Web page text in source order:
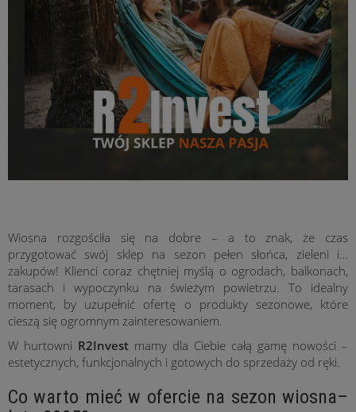
Wiosna rozgościła się na dobre – a to znak, że czas
przygotować swój sklep na sezon pełen słońca, zieleni i…
zakupów! Klienci coraz chętniej myślą o ogrodach, balkonach,
tarasach i wypoczynku na świeżym powietrzu. To idealny
moment, by uzupełnić ofertę o produkty sezonowe, które
cieszą się ogromnym zainteresowaniem.
W hurtowni R2Invest mamy dla Ciebie całą gamę nowości –
estetycznych, funkcjonalnych i gotowych do sprzedaży od ręki.
Co warto mieć w ofercie na sezon wiosna–